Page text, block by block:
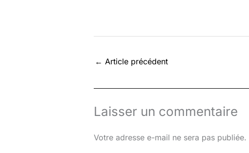
← Article précédent
Laisser un commentaire
Votre adresse e-mail ne sera pas publiée.